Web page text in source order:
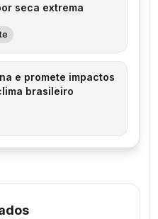
seca extrema
e promete impactos
brasileiro